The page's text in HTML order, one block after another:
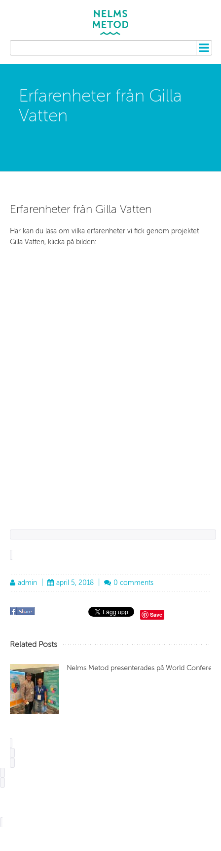
Erfarenheter från Gilla
Vatten
Erfarenheter från Gilla Vatten
Här kan du läsa om vilka erfarenheter vi fick genom projektet
Gilla Vatten, klicka på bilden:
admin april 5, 2018 0 comments
Save
Related Posts
Nelms Metod presenterades på World